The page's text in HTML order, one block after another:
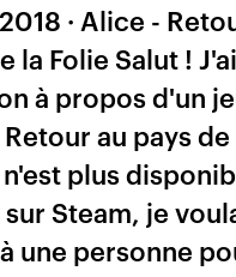
· Alice -
la Folie Salut !
à propos d'un
au pays de
plus
Steam, je
une personne